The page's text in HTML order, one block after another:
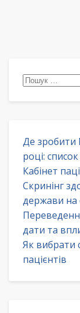
Пошук:
Де зробити
році:
Кабінет
Скринінг
держави на
дати та
Як вибрати
пацієнтів